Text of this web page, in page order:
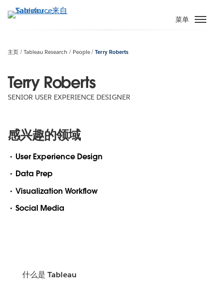
转
要
容
菜单
主页 Tableau Research People Terry Roberts
Terry Roberts
SENIOR USER EXPERIENCE DESIGNER
感兴趣的领域
User Experience Design
Data Prep
Visualization Workflow
Social Media
什么是 Tableau